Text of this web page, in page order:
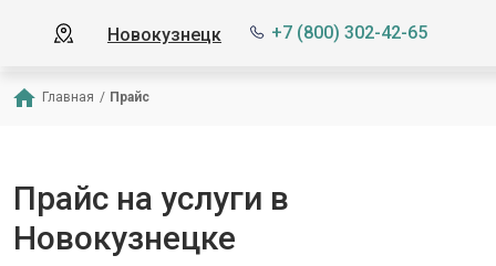
Новокузнецк +7 (800) 302-42-65
Главная / Прайс
Прайс на услуги в
Новокузнецке